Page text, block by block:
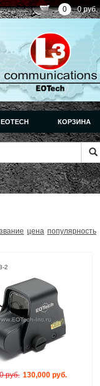
0 0 руб.
КОРЗИНА
цена популярность
2
руб. 130,000 руб.